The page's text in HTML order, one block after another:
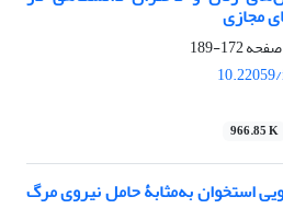
مجازی
172-189
966.85 K
استخوان به‌مثابۀ حامل نیروی مرگ